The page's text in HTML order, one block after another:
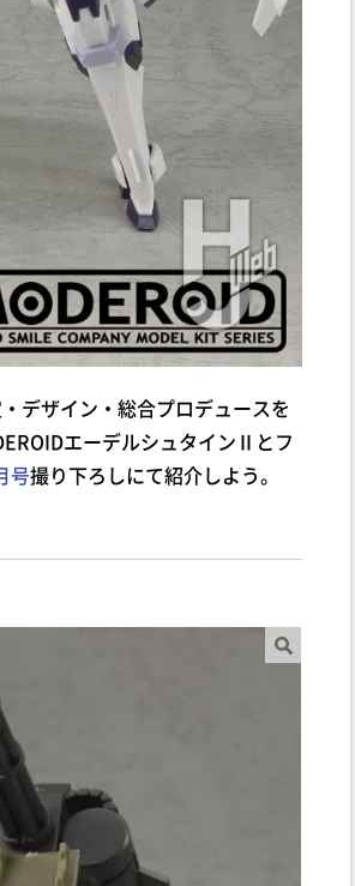
デザイン・総合プロデュースを
エーデルシュタインⅡとフ
号撮り下ろしにて紹介しよう。